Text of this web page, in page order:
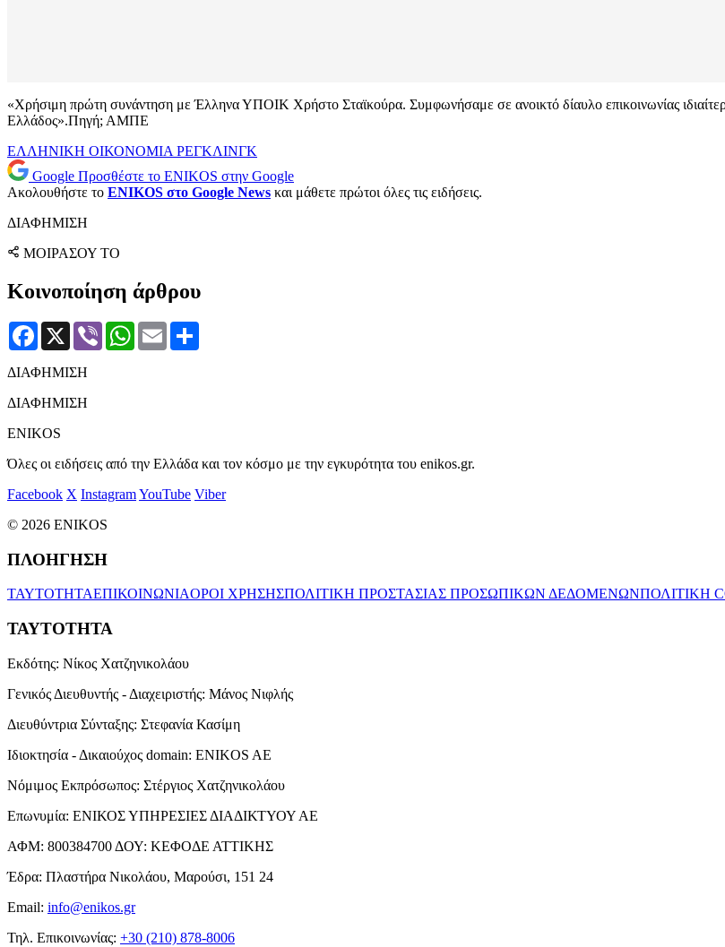
«Χρήσιμη πρώτη συνάντηση με Έλληνα ΥΠΟΙΚ Χρήστο Σταϊκούρα. Συμφωνήσαμε σε ανοικτό δίαυλο επικοινωνίας
Ελλάδος».Πηγή; ΑΜΠΕ
ΕΛΛΗΝΙΚΗ ΟΙΚΟΝΟΜΙΑ ΡΕΓΚΛΙΝΓΚ
Google Προσθέστε το ENIKOS στην Google
Ακολουθήστε το ENIKOS στο Google News και μάθετε πρώτοι όλες τις ειδήσεις.
ΔΙΑΦΗΜΙΣΗ
ΜΟΙΡΑΣΟΥ ΤΟ
Κοινοποίηση άρθρου
Facebook
X Viber WhatsApp
Email
ΔΙΑΦΗΜΙΣΗ
ΔΙΑΦΗΜΙΣΗ
ENIKOS
Όλες οι ειδήσεις από την Ελλάδα και τον κόσμο με την εγκυρότητα του enikos.gr.
Facebook X InstagramYouTube Viber
© 2026 ENIKOS
ΠΛΟΗΓΗΣΗ
ΤΑΥΤΟΤΗΤΑΕΠΙΚΟΙΝΩΝΙΑΟΡΟΙ ΧΡΗΣΗΣΠΟΛΙΤΙΚΗ ΠΡΟΣΤΑΣΙΑΣ ΠΡΟΣΩΠΙΚΩΝ ΔΕΔΟΜΕΝΩΝΠΟΛΙΤΙΚΗ
ΤΑΥΤΟΤΗΤΑ
Εκδότης: Νίκος Χατζηνικολάου
Γενικός Διευθυντής - Διαχειριστής: Μάνος Νιφλής
Διευθύντρια Σύνταξης: Στεφανία Κασίμη
Ιδιοκτησία - Δικαιούχος domain: ENIKOS AE
Νόμιμος Εκπρόσωπος: Στέργιος Χατζηνικολάου
Επωνυμία: ΕΝΙΚΟΣ ΥΠΗΡΕΣΙΕΣ ΔΙΑΔΙΚΤΥΟΥ ΑΕ
ΑΦΜ: 800384700 ΔΟΥ: ΚΕΦΟΔΕ ΑΤΤΙΚΗΣ
Έδρα: Πλαστήρα Νικολάου, Μαρούσι, 151 24
Email: info@enikos.gr
Τηλ. Επικοινωνίας: +30 (210) 878-8006